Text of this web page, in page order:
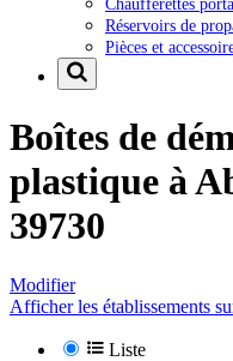
Réservoirs de
Pièces et
Boîtes de
plastique à
39730
Modifier
Afficher les établissements
Liste